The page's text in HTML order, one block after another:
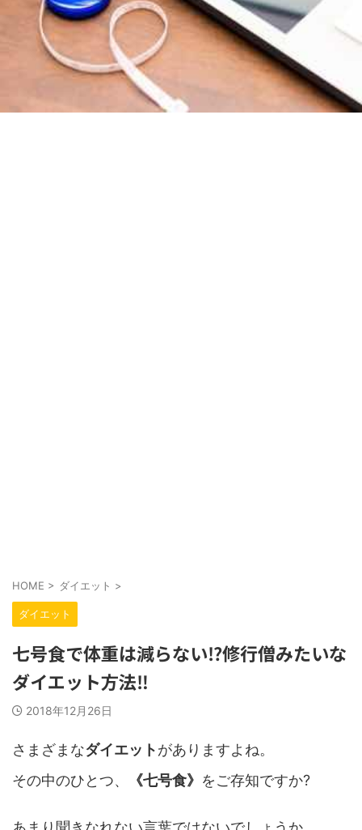
HOME > ダイエット >
ダイエット
七号食で体重は減らない⁉︎修行僧みたいな
ダイエット方法‼︎
2018年12月26日
さまざまなダイエットがありますよね。
その中のひとつ、
《七号食》 をご存知ですか?